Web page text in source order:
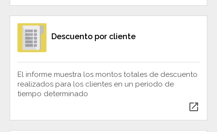
Descuento por cliente
El informe muestra los montos totales de descuento
realizados para los clientes en un período de
tiempo determinado
open_in_new